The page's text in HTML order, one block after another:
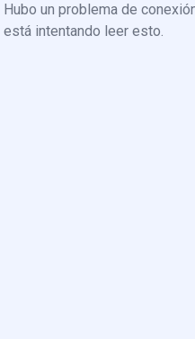
Hubo un problema de
está intentando leer esto.